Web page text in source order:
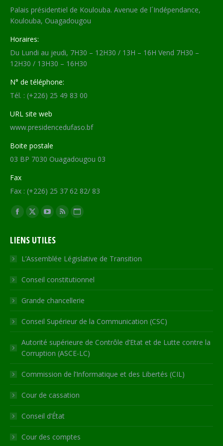
Palais présidentiel de Koulouba. Avenue de l´Indépendance,
Koulouba, Ouagadougou
Horaires:
Du Lundi au jeudi, 7H30 – 12H30 / 13H – 16H Vend 7H30 –
12H30 / 13H30 – 16H30
N° de téléphone:
Tél. : (+226) 25 49 83 00
URL site web
www.presidencedufaso.bf
Boite postale
03 BP 7030 Ouagadougou 03
Fax
Fax : (+226) 25 37 62 82/ 83
Trouvez nous sur :
Facebook
opens
in
new
window
X
opens
in
new
window
YouTube
opens
in
new
window
RSS
in
new
window
Site
opens
in
new
LIENS UTILES
L’Assemblée Législative de Transition
Conseil constitutionnel
Grande chancellerie
Conseil Supérieur de la Communication (CSC)
Autorité supérieure de Contrôle d’Etat et de Lutte contre la
Corruption (ASCE-LC)
Commission de l’Informatique et des Libertés (CIL)
Cour de cassation
Conseil d’État
Cour des comptes